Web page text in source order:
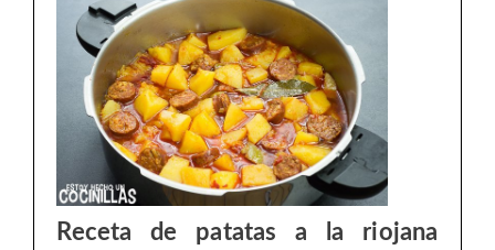
Receta de patatas a la riojana